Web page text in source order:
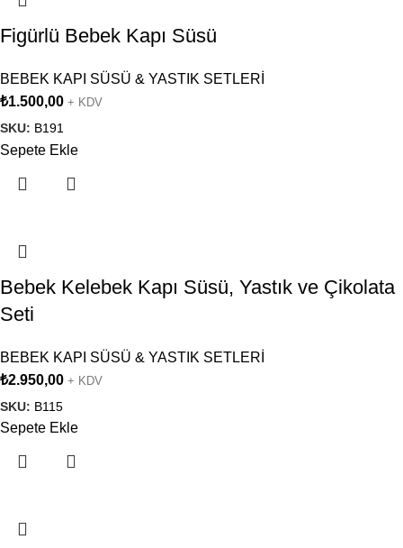
Figürlü Bebek Kapı Süsü
BEBEK KAPI SÜSÜ & YASTIK SETLERİ
₺1.500,00 + KDV
SKU: B191
Sepete Ekle
Bebek Kelebek Kapı Süsü, Yastık ve Çikolata
Seti
BEBEK KAPI SÜSÜ & YASTIK SETLERİ
₺2.950,00 + KDV
SKU: B115
Sepete Ekle